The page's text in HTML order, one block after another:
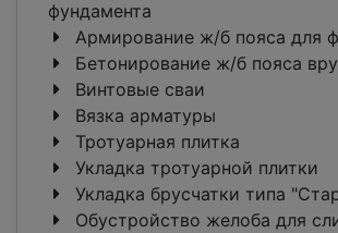
фундамента
Армирование ж/б пояса для
Бетонирование ж/б пояса
Винтовые сваи
Вязка арматуры
Тротуарная плитка
Укладка тротуарной плитки
Укладка брусчатки типа
Обустройство желоба для